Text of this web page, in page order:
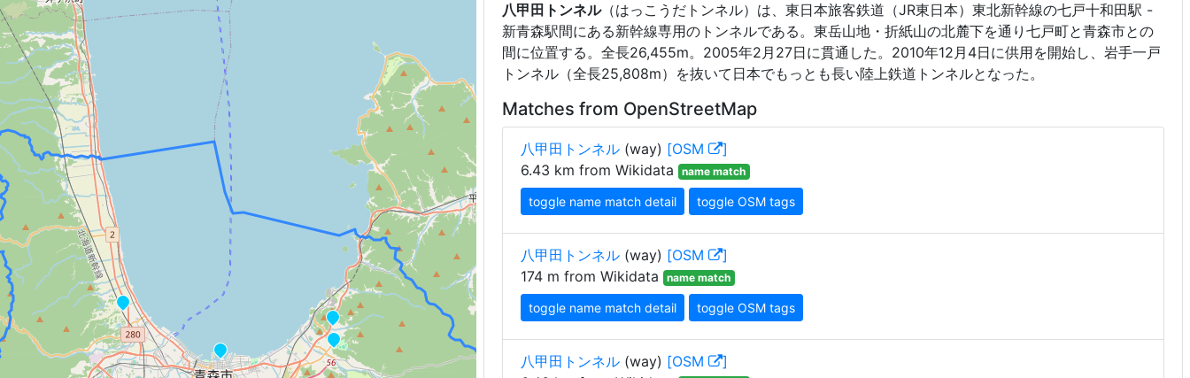
八甲田トンネル（はっこうだトンネル）は、東日本旅客鉄道（JR東日本）東北新幹線の七戸十和田駅 -
新青森駅間にある新幹線専用のトンネルである。東岳山地・折紙山の北麓下を通り七戸町と青森市との
間に位置する。全長26,455m。2005年2月27日に貫通した。2010年12月4日に供用を開始し、岩手一戸
トンネル（全長25,808m）を抜いて日本でもっとも長い陸上鉄道トンネルとなった。
Matches from OpenStreetMap
八甲田トンネル(way) [OSM
]
6.43 km from Wikidata
name match
toggle name match detail toggle OSM tags
八甲田トンネル(way) [OSM
]
174 m from Wikidata
name match
toggle name match detail toggle OSM tags
八甲田トンネル(way) [OSM
]